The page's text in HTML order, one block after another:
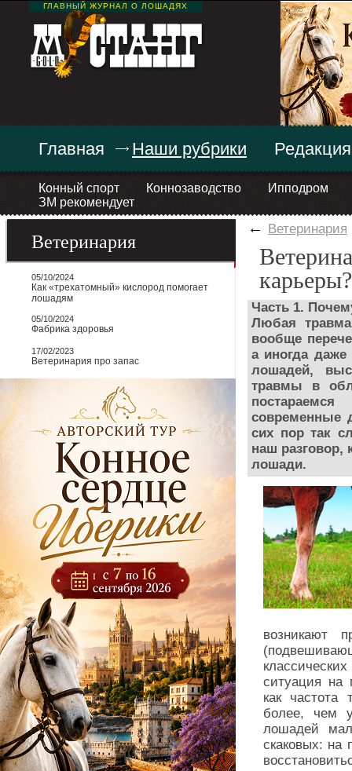
ГЛАВНЫЙ ЖУРНАЛ О ЛОШАДЯХ
Главная Наши рубрики
Конный спорт Коннозаводство
Ипподром
ЗМ рекомендует
Редакция
Ветеринария
05/10/2024
Как «трехатомный» кислород помогает
лошадям
05/10/2024
Фабрика здоровья
17/02/2023
Ветеринария про запас
← Ветеринария
Часть 1.
Любая
вообще
а иногда
лошадей,
травмы в
современные
сих пор так
наш разговор,
лошади.
возникают
ситуация на
как частота
более, чем
лошадей
скаковых: на